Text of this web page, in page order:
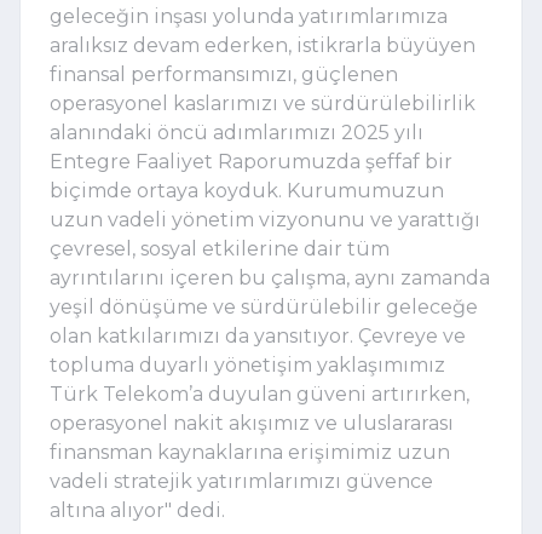
geleceğin inşası yolunda yatırımlarımıza
aralıksız devam ederken, istikrarla büyüyen
finansal performansımızı, güçlenen
operasyonel kaslarımızı ve sürdürülebilirlik
alanındaki öncü adımlarımızı 2025 yılı
Entegre Faaliyet Raporumuzda şeffaf bir
biçimde ortaya koyduk. Kurumumuzun
uzun vadeli yönetim vizyonunu ve yarattığı
çevresel, sosyal etkilerine dair tüm
ayrıntılarını içeren bu çalışma, aynı zamanda
yeşil dönüşüme ve sürdürülebilir geleceğe
olan katkılarımızı da yansıtıyor. Çevreye ve
topluma duyarlı yönetişim yaklaşımımız
Türk Telekom’a duyulan güveni artırırken,
operasyonel nakit akışımız ve uluslararası
finansman kaynaklarına erişimimiz uzun
vadeli stratejik yatırımlarımızı güvence
altına alıyor" dedi.